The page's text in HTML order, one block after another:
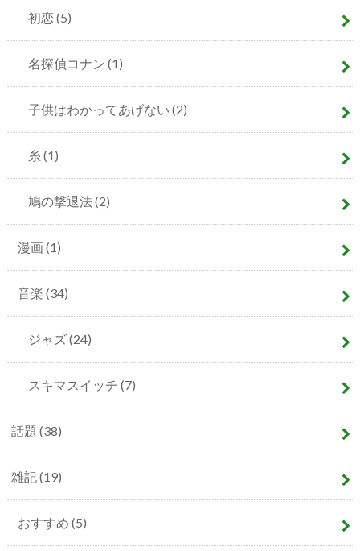
初恋(5)
名探偵コナン (1)
子供はわかってあげない (2)
糸 (1)
鳩の撃退法(2)
漫画(1)
音楽 (34)
ジャズ(24)
スキマスイッチ (7)
話題 (38)
雑記(19)
おすすめ (5)